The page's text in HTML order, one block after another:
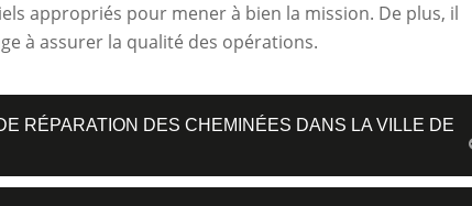
appropriés pour mener à bien la mission. De plus, il
à assurer la qualité des opérations.
RÉPARATION DES CHEMINÉES DANS LA VILLE DE